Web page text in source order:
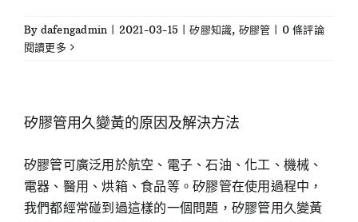
By dafengadmin 2021-03-15 矽膠知識, 矽膠管
0 條評論
閱讀更多
矽膠管用久變黃的原因及解決方法
矽膠管可廣泛用於航空、電子、石油、化工、機械、
電器、醫用、烘箱、食品等。矽膠管在使用過程中，
我們都經常碰到過這樣的一個問題，矽膠管用久變黃